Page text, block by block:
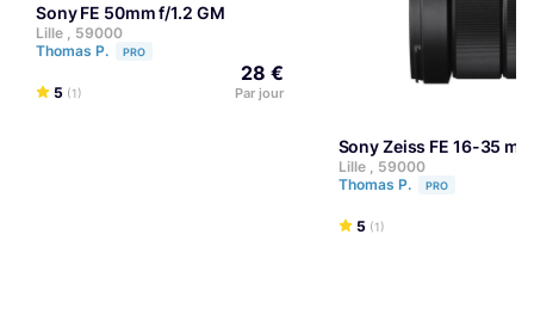
Sony FE 50mm f/1.2 GM
Lille , 59000
Thomas P.
PRO
5 (1)
28 €
Par jour
Sony Zeiss FE 16-35
Lille , 59000
Thomas P.
PRO
5 (1)